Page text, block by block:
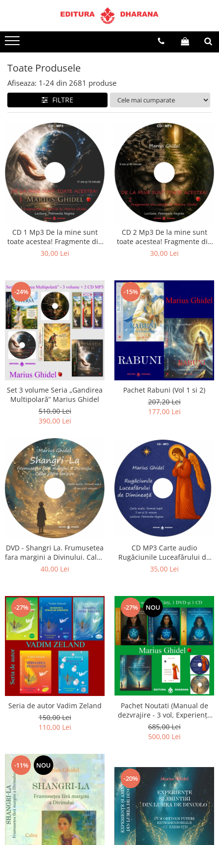
Terapii
Dietoterapie
Toate Produsele
Afiseaza: 1-24 din 2681 produse
FILTRE
CD 1 Mp3 De la mine sunt
toate acestea! Fragmente din
cărțile lui Marius Ghidel
30,00 Lei
CD 2 Mp3 De la mine sunt
toate acestea! Fragmente din
cărțile lui Marius Ghidel
30,00 Lei
-24%
Set 3 volume Seria „Gandirea
Multipolară” Marius Ghidel
510,00 Lei
390,00 Lei
-15%
Pachet Rabuni (Vol 1 si 2)
207,20 Lei
177,00 Lei
DVD - Shangri La. Frumusetea
fara margini a Divinului. Calea
catre fericire
40,00 Lei
CD MP3 Carte audio
Rugăciunile Luceafărului de
dimineață
35,00 Lei
-27%
Seria de autor Vadim Zeland
150,00 Lei
110,00 Lei
-27% NOU
Pachet Noutati (Manual de
dezvrajire - 3 vol, Experiențe
și amintiri, Rugăciunile
Luceafarului de dimineata) -
Marius Ghidel
685,00 Lei
500,00 Lei
-11% NOU
-20%